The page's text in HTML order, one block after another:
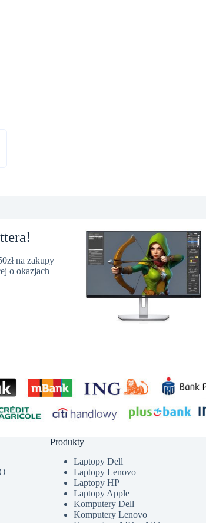
na zakupy
o okazjach
Produkty
Laptopy Dell
Laptopy Lenovo
Laptopy HP
Laptopy Apple
Komputery Dell
Komputery Lenovo